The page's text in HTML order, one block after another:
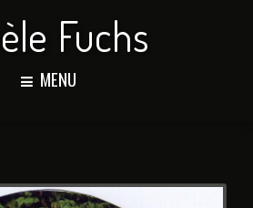
Fuchs
MENU